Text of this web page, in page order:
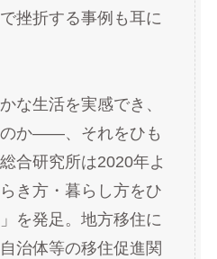
挫折する事例も耳に
な生活を実感でき、
のか――、それをひも
合研究所は2020年よ
き方・暮らし方をひ
を発足。地方移住に
治体等の移住促進関